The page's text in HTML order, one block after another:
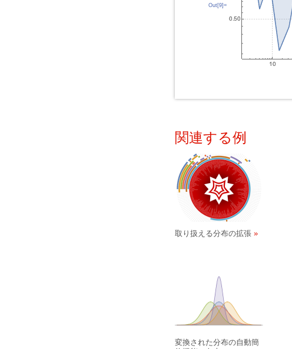
Out[9]=
関連する例
取り扱える分布の拡張
変換された分布の自動簡